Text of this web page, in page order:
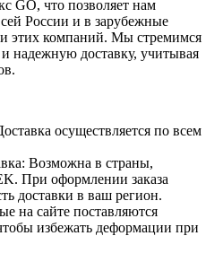
GO, что позволяет нам
России и в зарубежные
этих компаний. Мы стремимся
надежную доставку, учитывая
осуществляется по всем
Возможна в страны,
При оформлении заказа
доставки в ваш регион.
на сайте поставляются
избежать деформации при